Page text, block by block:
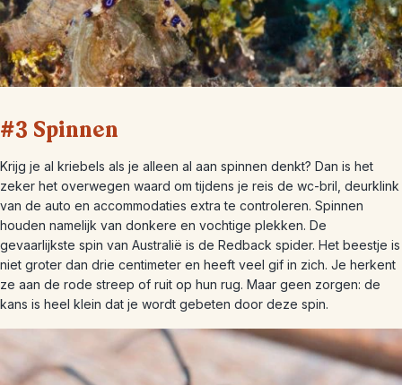
#3 Spinnen
Krijg je al kriebels als je alleen al aan spinnen denkt? Dan is het
zeker het overwegen waard om tijdens je reis de wc-bril, deurklink
van de auto en accommodaties extra te controleren. Spinnen
houden namelijk van donkere en vochtige plekken. De
gevaarlijkste spin van Australië is de Redback spider. Het beestje is
niet groter dan drie centimeter en heeft veel gif in zich. Je herkent
ze aan de rode streep of ruit op hun rug. Maar geen zorgen: de
kans is heel klein dat je wordt gebeten door deze spin.